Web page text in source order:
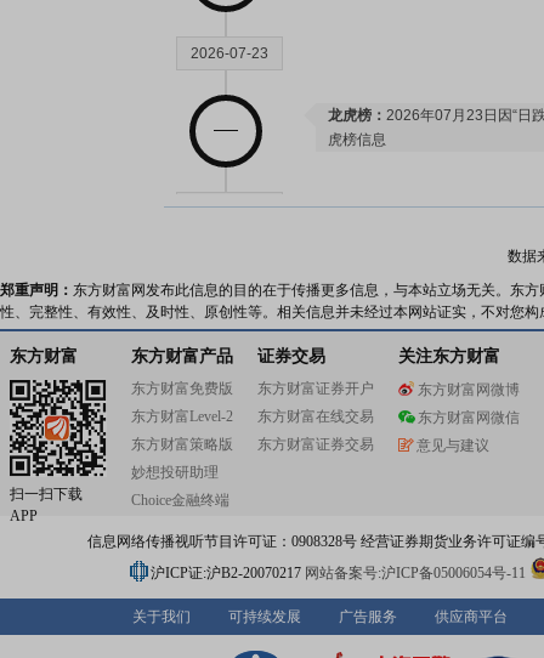
2026-07-23
龙虎榜： 2026年07月23日因“日
虎榜信息
2026-07-17
亿股，质押总笔数4笔
2026-07-15
研报：2026年07月15日发布《
符合预期，关注《超自然行动组
2026-07-10
股权质押：
截止2026年07月10
亿股，质押总笔数4笔
数据
郑重声明： 东方财富网发布此信息的目的在于传播更多信息，与本站立场无关。东
性、完整性、有效性、及时性、原创性等。相关信息并未经过本网站证实，不对您
东方财富
扫一扫下载
APP
东方财富产品
东方财富免费版
东方财富Level-2
东方财富策略版
妙想投研助理
Choice金融终端
证券交易
东方财富证券开户
东方财富在线交易
东方财富证券交易
关注东方财富
东方财富网微博
东方财富网微信
意见与建议
信息网络传播视听节目许可证：0908328号 经营证券期货业务许可证编
沪ICP证:沪B2-20070217 网站备案号:沪ICP备05006054号-11
关于我们 可持续发展 广告服务 供应商平台